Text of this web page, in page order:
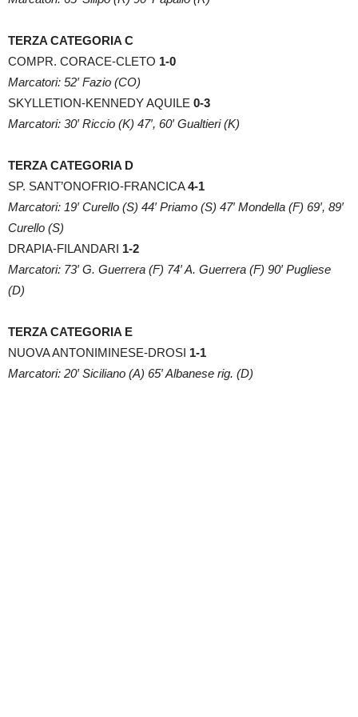
TERZA CATEGORIA C
COMPR. CORACE-CLETO 1-0
Marcatori: 52′ Fazio (CO)
SKYLLETION-KENNEDY AQUILE 0-3
Marcatori: 30′ Riccio (K) 47′, 60′ Gualtieri (K)
TERZA CATEGORIA D
SP. SANT’ONOFRIO-FRANCICA4-1
Marcatori: 19′ Curello (S) 44′ Priamo (S) 47′ Mondella (F) 69′, 89′
Curello (S)
DRAPIA-FILANDARI 1-2
Marcatori: 73′ G. Guerrera (F) 74′ A. Guerrera (F) 90′ Pugliese
(D)
TERZA CATEGORIA E
NUOVA ANTONIMINESE-DROSI 1-1
Marcatori: 20′ Siciliano (A) 65′ Albanese rig. (D)